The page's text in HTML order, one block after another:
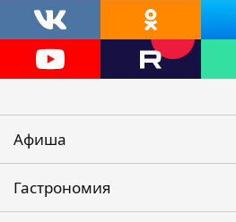
Афиша
Гастрономия